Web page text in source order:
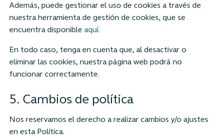
Además, puede gestionar el uso de cookies a través de
nuestra herramienta de gestión de cookies, que se
encuentra disponibleaquí.
En todo caso, tenga en cuenta que, al desactivar o
eliminar las cookies, nuestra página web podrá no
funcionar correctamente.
5. Cambios de política
Nos reservamos el derecho a realizar cambios y/o ajustes
en esta Política.